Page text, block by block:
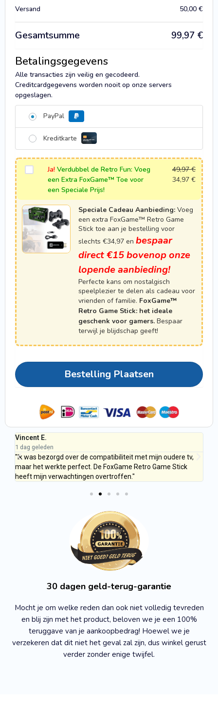
Versand 50,00 €
Gesamtsumme 99,97 €
Betalingsgegevens
Alle transacties zijn veilig en gecodeerd.
Creditcardgegevens worden nooit op onze servers
opgeslagen.
PayPal
Kreditkarte
Ja! Verdubbel de Retro Fun: Voeg
een Extra FoxGame™ Toe voor
een Speciale Prijs!
49,97€
34,97 €
Speciale Cadeau Aanbieding: Voeg
een extra FoxGame™ Retro Game
Stick toe aan je bestelling voor
slechts €34,97 en bespaar
direct €15 bovenop onze
lopende aanbieding!
Perfecte kans om nostalgisch
speelplezier te delen als cadeau voor
vrienden of familie. FoxGame™
Retro Game Stick: het ideale
geschenk voor gamers. Bespaar
terwijl je blijdschap geeft!
Bestelling Plaatsen
Vincent E.
1 dag geleden
"Ik was bezorgd over de compatibiliteit met mijn oudere tv,
maar het werkte perfect. De FoxGame Retro Game Stick
heeft mijn verwachtingen overtroffen."
30 dagen geld-terug-garantie
Mocht je om welke reden dan ook niet volledig tevreden
en blij zijn met het product, beloven we je een 100%
teruggave van je aankoopbedrag! Hoewel we je
verzekeren dat dit niet het geval zal zijn, dus winkel gerust
verder zonder enige twijfel.